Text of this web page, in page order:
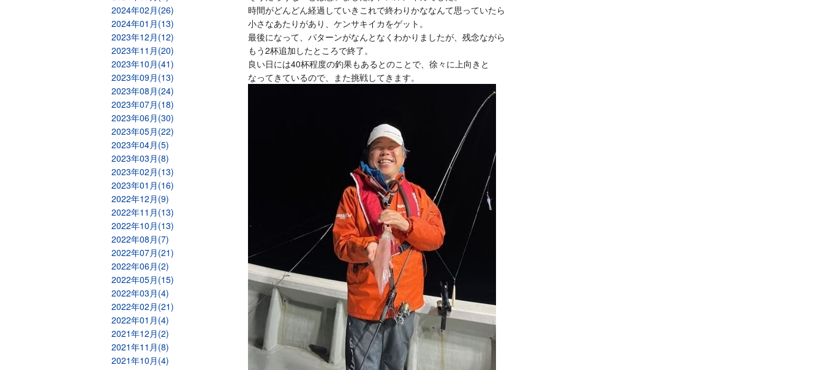
2024年02月(26)
2024年01月(13)
2023年12月(12)
2023年11月(20)
2023年10月(41)
2023年09月(13)
2023年08月(24)
2023年07月(18)
2023年06月(30)
2023年05月(22)
2023年04月(5)
2023年03月(8)
2023年02月(13)
2023年01月(16)
2022年12月(9)
2022年11月(13)
2022年10月(13)
2022年08月(7)
2022年07月(21)
2022年06月(2)
2022年05月(15)
2022年03月(4)
2022年02月(21)
2022年01月(4)
2021年12月(2)
2021年11月(8)
2021年10月(4)
時間がどんどん経過していきこれで終わりかななんて思っていたら
小さなあたりがあり、ケンサキイカをゲット。
最後になって、パターンがなんとなくわかりましたが、残念ながら
もう2杯追加したところで終了。
良い日には40杯程度の釣果もあるとのことで、徐々に上向きと
なってきているので、また挑戦してきます。